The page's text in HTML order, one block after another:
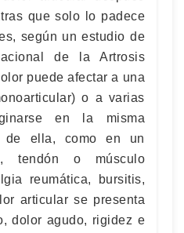
que solo lo padece
según un estudio de
de la Artrosis
puede afectar a una
o a varias
en la misma
de ella, como en un
tendón o músculo
reumática, bursitis,
articular se presenta
dolor agudo, rigidez e